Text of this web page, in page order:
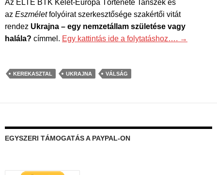
Az ELTE BTK Kelet-Európa Története Tanszék és
az Eszméletfolyóirat szerkesztősége szakértői vitát
rendez Ukrajna – egy nemzetállam születése vagy
halála? címmel. Egy kattintás ide a folytatáshoz…. →
KEREKASZTAL UKRAJNA VÁLSÁG
EGYSZERI TÁMOGATÁS A PAYPAL-ON